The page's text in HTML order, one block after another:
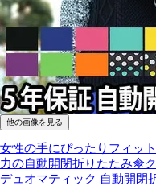
他の画像を見る
女性の手にぴったりフィッ
力の自動開閉折りたたみ傘
デュオマティック 自動開閉